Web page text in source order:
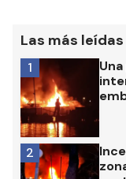
Las más leídas
1
2